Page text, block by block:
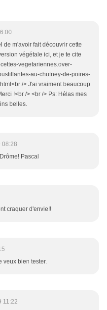
de m'avoir fait découvrir cette
végétale ici, et je te cite
vegetariennes.over-
au-chutney-de-poires-
/> J'ai vraiment beaucoup
!<br /> <br /> Ps: Hélas mes
belles.
08:28
Pascal
craquer d'envie!!
veux bien tester.
11:22